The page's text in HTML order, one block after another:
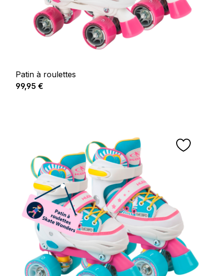
Patin à roulettes
Prix régulier :
99,95 €